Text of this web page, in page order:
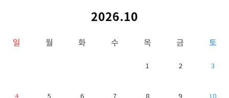
2026.10
일 월 화 수 목 금 토
1 2 3
4 5 6 7 8 9 10